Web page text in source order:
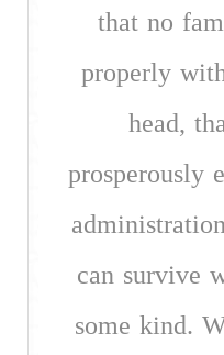
that no
properly
head,
prosperously
can survive
some kind.